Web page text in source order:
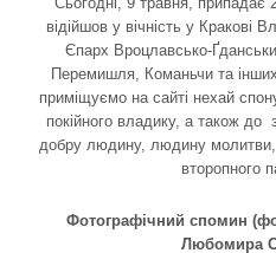
відійшов у вічність у Кракові
Єпарх Вроцлавсько-
Перемишля, Команьчи та інших
приміщуємо на сайті нехай
покійного владику, а також до
добру людину, людину
второпного
Фотографічний спомин
Любомира